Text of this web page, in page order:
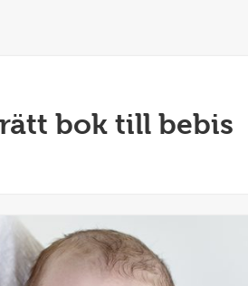
rätt bok till bebis